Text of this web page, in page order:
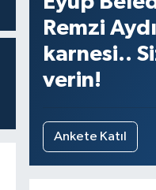
Remzi
karnesi..
verin!
Ankete Katıl